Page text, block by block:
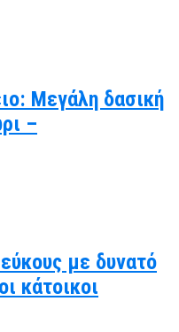
Μεγάλη δασική
–
με δυνατό
κάτοικοι